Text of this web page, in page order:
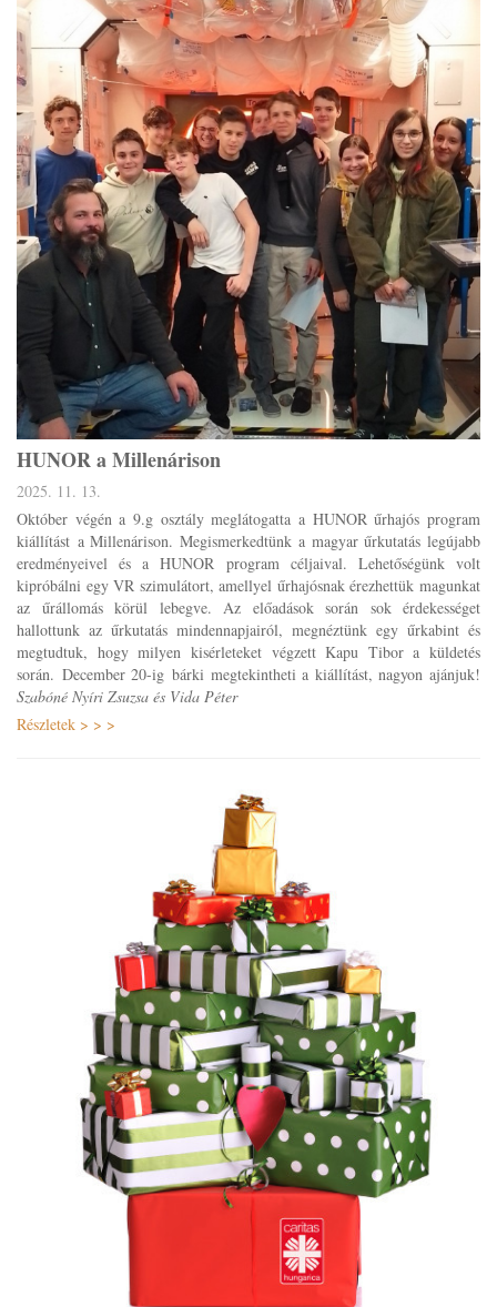
HUNOR a Millenárison
2025. 11. 13.
Október végén a 9.g osztály meglátogatta a HUNOR űrhajós program
kiállítást a Millenárison. Megismerkedtünk a magyar űrkutatás legújabb
eredményeivel és a HUNOR program céljaival. Lehetőségünk volt
kipróbálni egy VR szimulátort, amellyel űrhajósnak érezhettük magunkat
az űrállomás körül lebegve. Az előadások során sok érdekességet
hallottunk az űrkutatás mindennapjairól, megnéztünk egy űrkabint és
megtudtuk, hogy milyen kisérleteket végzett Kapu Tibor a küldetés
során. December 20-ig bárki megtekintheti a kiállítást, nagyon ajánjuk!
Szabóné Nyíri Zsuzsa és Vida Péter
Részletek > > >